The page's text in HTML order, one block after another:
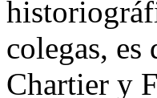
colegas,
Chartier y